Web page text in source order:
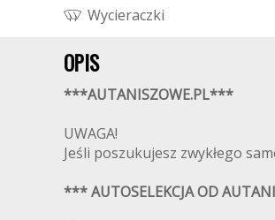
Wycieraczki
OPIS
***AUTANISZOWE.PL***
UWAGA!
Jeśli poszukujesz zwykłego
*** AUTOSELEKCJA OD